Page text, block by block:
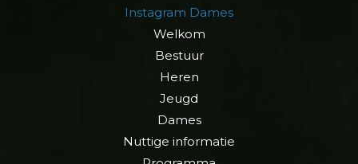
Instagram Dames
Welkom
Bestuur
Heren
Jeugd
Dames
Nuttige informatie